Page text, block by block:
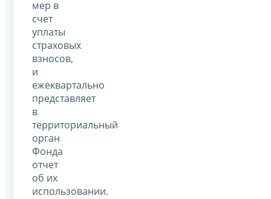
мер в
счет
уплаты
страховых
взносов,
и
ежеквартально
представляет
в
территориальный
орган
Фонда
отчет
об их
использовании.